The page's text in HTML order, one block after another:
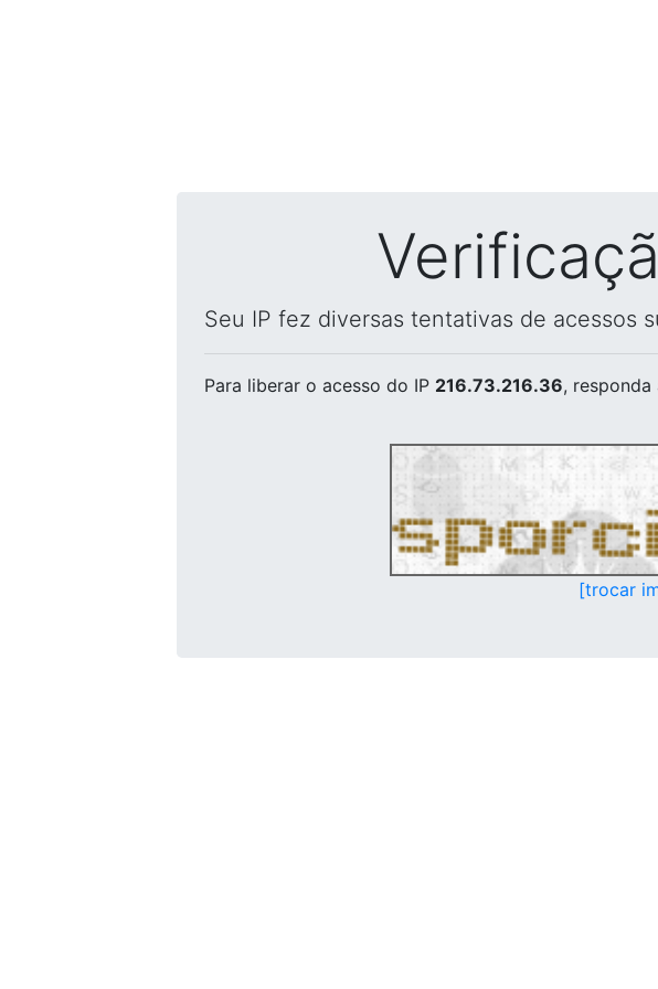
Seu IP fez diversas tentativas de acessos
Para liberar o acesso do IP 216.73.216.36,
[trocar